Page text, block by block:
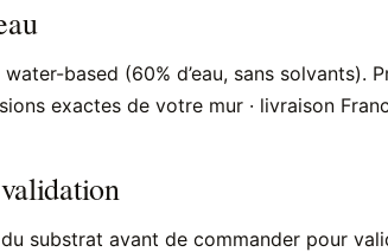
water-based (60% d’eau, sans solvants).
exactes de votre mur · livraison
du substrat avant de commander pour